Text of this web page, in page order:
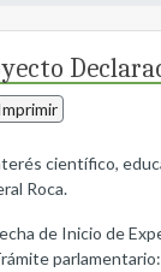
científico,
Roca.
de Inicio de
parlamentario: